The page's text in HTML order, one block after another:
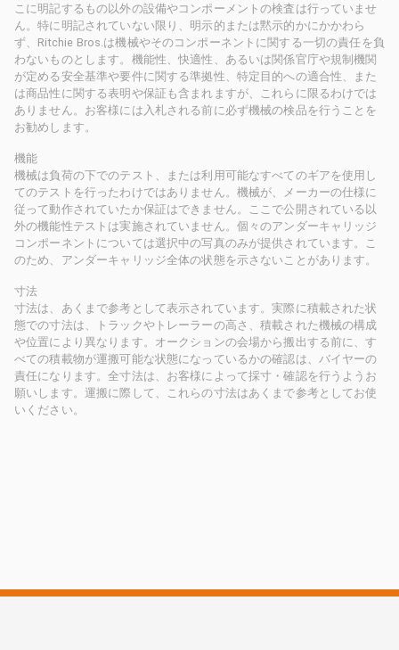
こに明記するもの以外の設備やコンポーメントの検査は行っていませ
ん。特に明記されていない限り、明示的または黙示的かにかかわら
ず、Ritchie Bros.は機械やそのコンポーネントに関する一切の責任を負
わないものとします。機能性、快適性、あるいは関係官庁や規制機関
が定める安全基準や要件に関する準拠性、特定目的への適合性、また
は商品性に関する表明や保証も含まれますが、これらに限るわけでは
ありません。お客様には入札される前に必ず機械の検品を行うことを
お勧めします。
機能
機械は負荷の下でのテスト、または利用可能なすべてのギアを使用し
てのテストを行ったわけではありません。機械が、メーカーの仕様に
従って動作されていたか保証はできません。ここで公開されている以
外の機能性テストは実施されていません。個々のアンダーキャリッジ
コンポーネントについては選択中の写真のみが提供されています。こ
のため、アンダーキャリッジ全体の状態を示さないことがあります。
寸法
寸法は、あくまで参考として表示されています。実際に積載された状
態での寸法は、トラックやトレーラーの高さ、積載された機械の構成
や位置により異なります。オークションの会場から搬出する前に、す
べての積載物が運搬可能な状態になっているかの確認は、バイヤーの
責任になります。全寸法は、お客様によって採寸・確認を行うようお
願いします。運搬に際して、これらの寸法はあくまで参考としてお使
いください。